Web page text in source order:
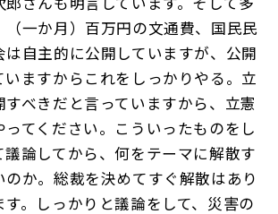
（一か月）百万円の文通費、国民民
は自主的に公開していますが、公開
いますからこれをしっかりやる。立
べきだと言っていますから、立憲
ってください。こういったものをし
議論してから、何をテーマに解散す
のか。総裁を決めてすぐ解散はあり
す。しっかりと議論をして、災害の